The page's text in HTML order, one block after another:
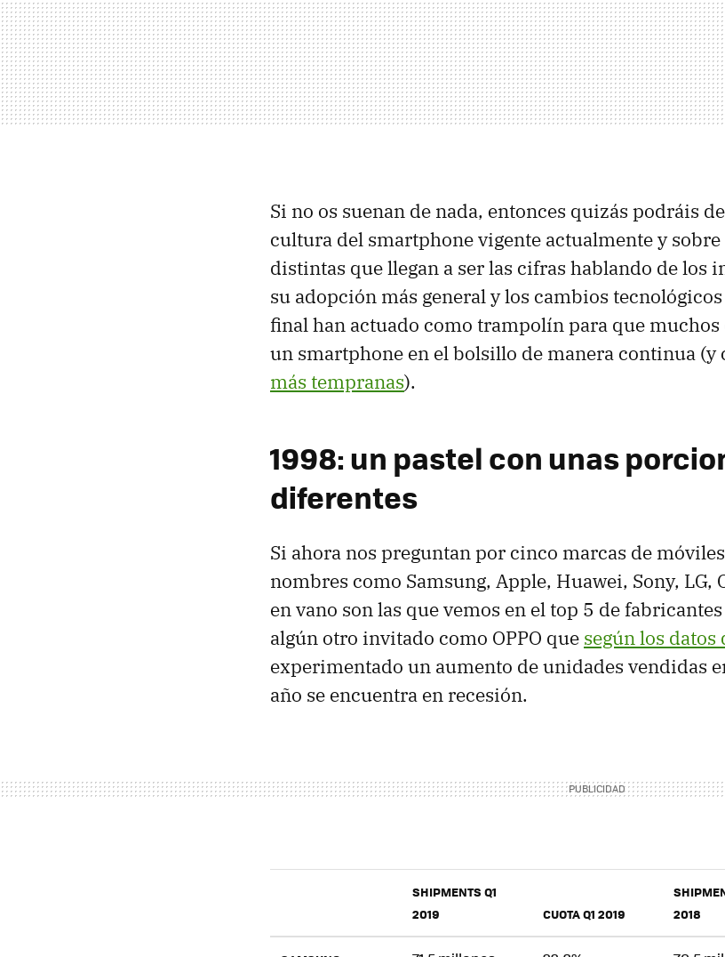
Si no os suenan de nada, entonces quizás podráis
cultura del smartphone vigente actualmente y
distintas que llegan a ser las cifras hablando de los
su adopción más general y los cambios
final han actuado como trampolín para que muchos
un smartphone en el bolsillo de manera continua (y
más tempranas).
1998: un pastel con unas
diferentes
Si ahora nos preguntan por cinco marcas de
nombres como Samsung, Apple, Huawei, Sony, LG,
en vano son las que vemos en el top 5 de
algún otro invitado como OPPO que según los datos
experimentado un aumento de unidades vendidas
año se encuentra en recesión.
SHIPMENTS Q1
2019
CUOTA Q1 2019
2018